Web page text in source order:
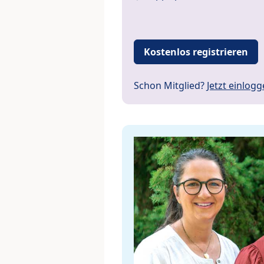
Kostenlos registrieren
Schon Mitglied? Jetzt